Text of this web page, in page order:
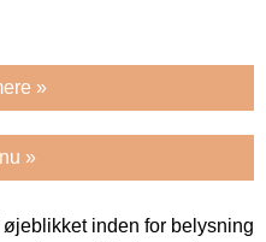
»
»
inden for belysning